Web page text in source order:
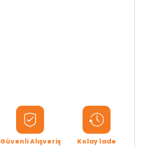
Güvenli Alışveriş
Kolay İade